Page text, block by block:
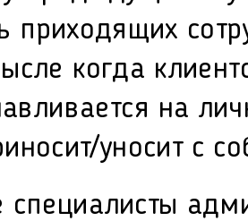
приходящих
когда
на
уносит с
специалисты